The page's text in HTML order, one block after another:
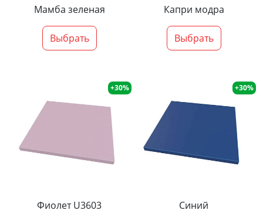
Мамба зеленая
Выбрать
Капри модра
Выбрать
+30%
Фиолет U3603
+30%
Синий